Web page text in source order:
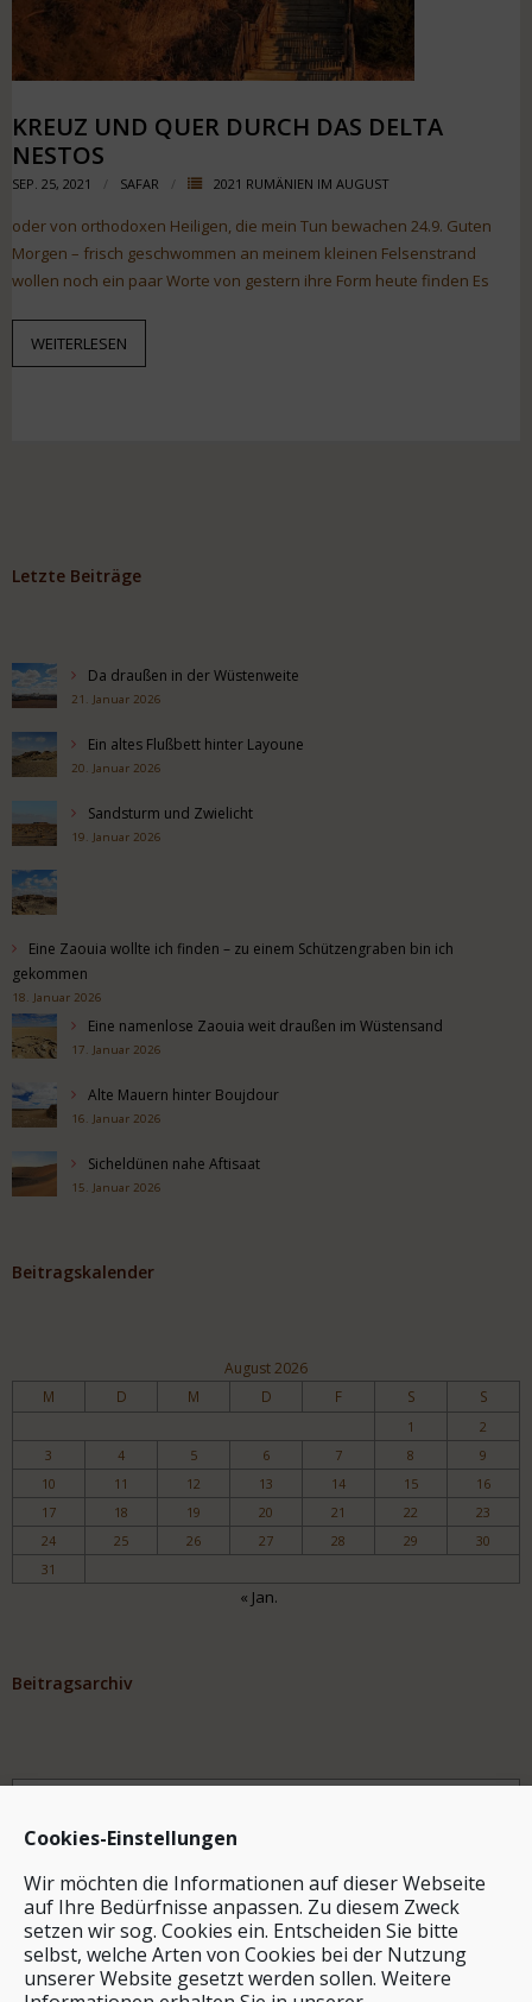
Cookies-Einstellungen
Wir möchten die Informationen auf dieser Webseite
auf Ihre Bedürfnisse anpassen. Zu diesem Zweck
setzen wir sog. Cookies ein. Entscheiden Sie bitte
selbst, welche Arten von Cookies bei der Nutzung
unserer Website gesetzt werden sollen. Weitere
KREUZ UND QUER DURCH DAS DELTA
NESTOS
SEP. 25, 2021 SAFAR 2021 RUMÄNIEN IM AUGUST
oder von orthodoxen Heiligen, die mein Tun bewachen 24.9. Guten
Morgen – frisch geschwommen an meinem kleinen Felsenstrand
wollen noch ein paar Worte von gestern ihre Form heute finden Es
WEITERLESEN
Letzte Beiträge
Da draußen in der Wüstenweite
21. Januar 2026
Ein altes Flußbett hinter Layoune
20. Januar 2026
Sandsturm und Zwielicht
19. Januar 2026
Eine Zaouia wollte ich finden – zu einem Schützengraben bin ich
gekommen
18. Januar 2026
Eine namenlose Zaouia weit draußen im Wüstensand
17. Januar 2026
Alte Mauern hinter Boujdour
16. Januar 2026
Sicheldünen nahe Aftisaat
15. Januar 2026
Beitragskalender
August 2026
M D M D F S S
1
2
3
4 5 6 7 8
9
10
11 12 13 14 15
16
17
18 19 20 21 22
23
24
25 26 27 28 29
30
31
« Jan.
Beitragsarchiv
Archiv
Stichwortsuche